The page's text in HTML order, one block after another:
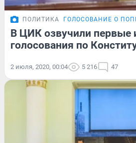
ПОЛИТИКА ГОЛОСОВАНИЕ О
В ЦИК озвучили первые
голосования по
2 июля, 2020, 00:04 5 216 47